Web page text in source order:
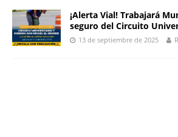
¡Alerta Vial! Trabajará
seguro del Circuito
13 de septiembre de 2025